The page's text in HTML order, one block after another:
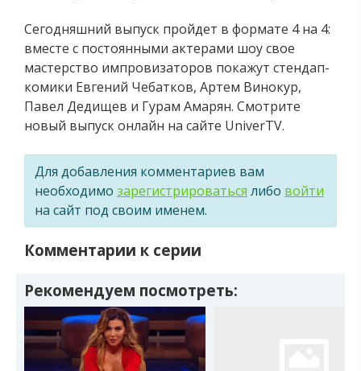
Сегодняшний выпуск пройдет в формате 4 на 4:
вместе с постоянными актерами шоу свое
мастерство импровизаторов покажут стендап-
комики Евгений Чебатков, Артем Винокур,
Павел Дедищев и Гурам Амарян. Смотрите
новый выпуск онлайн на сайте UniverTV.
Для добавления комментариев вам
необходимо зарегистрироваться либо войти
на сайт под своим именем.
Комментарии к серии
Рекомендуем посмотреть: